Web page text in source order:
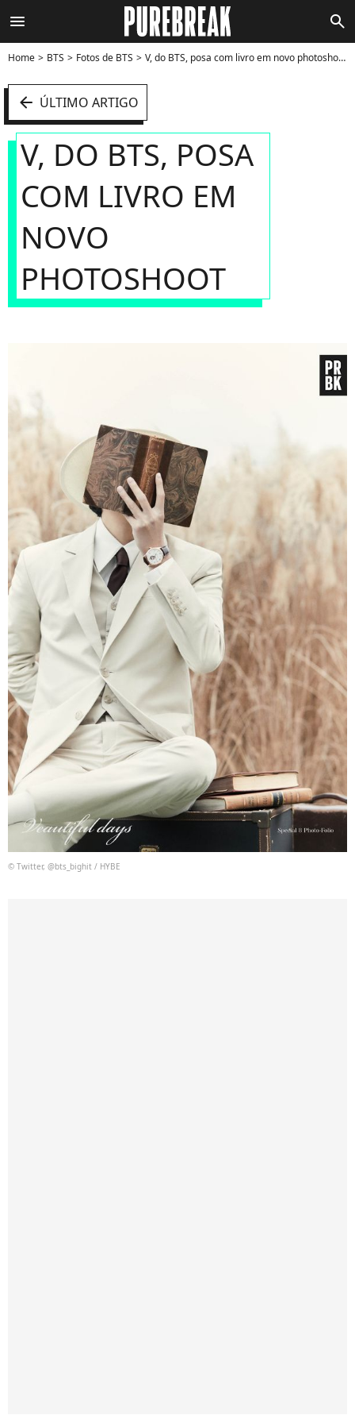
menu search
Home BTS Fotos de BTS V, do BTS, posa com livro em novo photoshoot - Foto
arrow_left ÚLTIMO ARTIGO
V, DO BTS, POSA
COM LIVRO EM
NOVO
PHOTOSHOOT
© Twitter, @bts_bighit / HYBE